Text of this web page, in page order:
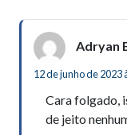
Adryan
12 de junho de 2023
Cara folgado,
de jeito